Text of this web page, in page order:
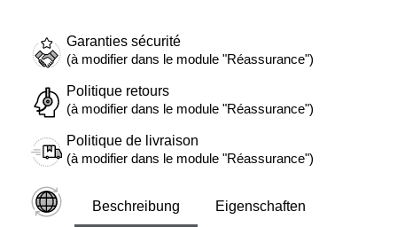
Garanties sécurité
(à modifier dans le module "Réassurance")
Politique retours
(à modifier dans le module "Réassurance")
Politique de livraison
(à modifier dans le module "Réassurance")
Beschreibung Eigenschaften